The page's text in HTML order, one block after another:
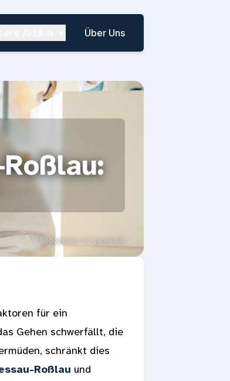
Über Uns
Bildquellen: KI-generiert
für ein
Gehen schwerfällt, die
schränkt dies
Roßlau und